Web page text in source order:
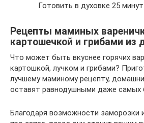
Готовить в духовке 25 минут.
Рецепты маминых
картошечкой и грибами из
Что может быть вкуснее горячих
картошкой, лучком и грибами?
лучшему маминому рецепту,
оставят равнодушными даже самых
Благодаря возможности заморозки